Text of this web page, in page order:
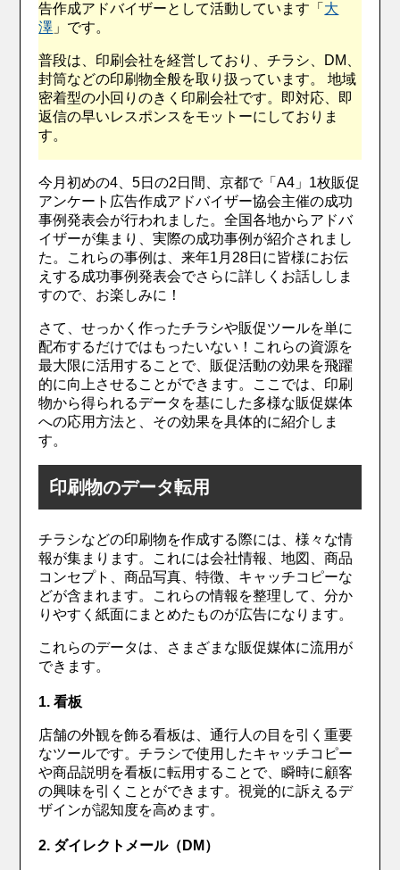
告作成アドバイザーとして活動しています「 大
澤 」です。
普段は、印刷会社を経営しており、チラシ、DM、
封筒などの印刷物全般を取り扱っています。 地域
密着型の小回りのきく印刷会社です。即対応、即
返信の早いレスポンスをモットーにしておりま
す。
今月初めの4、5日の2日間、京都で「A4」1枚販促
アンケート広告作成アドバイザー協会主催の成功
事例発表会が行われました。全国各地からアドバ
イザーが集まり、実際の成功事例が紹介されまし
た。これらの事例は、来年1月28日に皆様にお伝
えする成功事例発表会でさらに詳しくお話ししま
すので、お楽しみに！
さて、せっかく作ったチラシや販促ツールを単に
配布するだけではもったいない！これらの資源を
最大限に活用することで、販促活動の効果を飛躍
的に向上させることができます。ここでは、印刷
物から得られるデータを基にした多様な販促媒体
への応用方法と、その効果を具体的に紹介しま
す。
印刷物のデータ転用
チラシなどの印刷物を作成する際には、様々な情
報が集まります。これには会社情報、地図、商品
コンセプト、商品写真、特徴、キャッチコピーな
どが含まれます。これらの情報を整理して、分か
りやすく紙面にまとめたものが広告になります。
これらのデータは、さまざまな販促媒体に流用が
できます。
1. 看板
店舗の外観を飾る看板は、通行人の目を引く重要
なツールです。チラシで使用したキャッチコピー
や商品説明を看板に転用することで、瞬時に顧客
の興味を引くことができます。視覚的に訴えるデ
ザインが認知度を高めます。
2. ダイレクトメール（DM）